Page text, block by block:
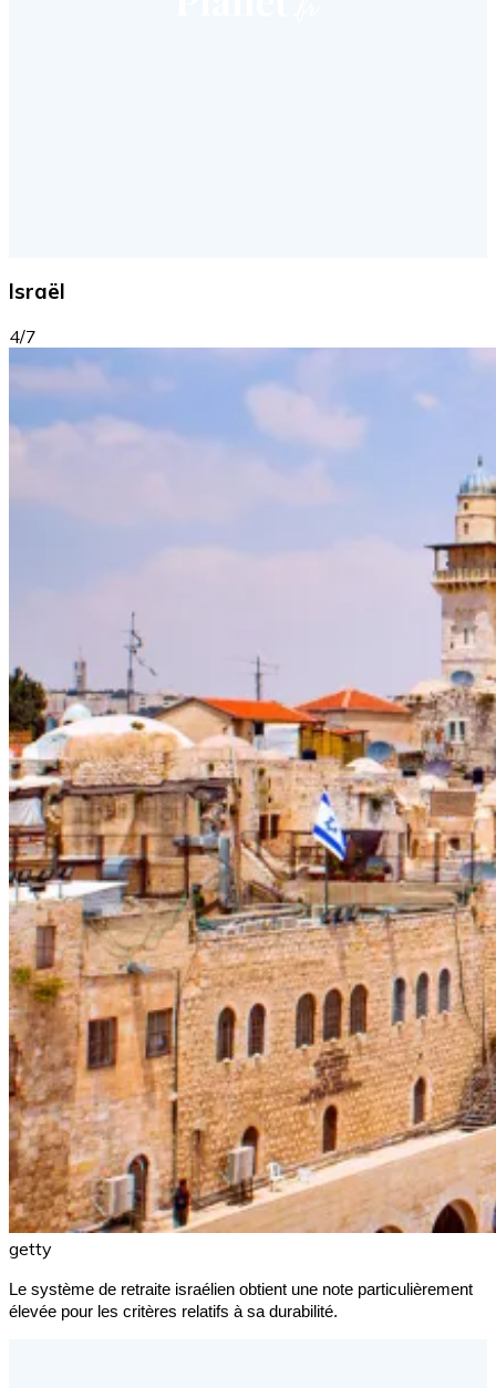
Israël
4/7
getty
Le système de retraite israélien obtient une note particulièrement
élevée pour les critères relatifs à sa durabilité.